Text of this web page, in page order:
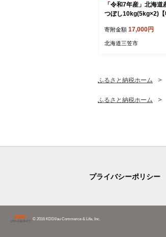
「令和7年産」北海道
つぼし10kg(5kg×2)【
＜最短翌日発送＞【
8】
寄附金額 17,000円
北海道三笠市
ふるさと納税ホーム
ふるさと納税ホーム
プライバシーポリシー
© 2016 KDDI/au Commerce & Life, Inc.